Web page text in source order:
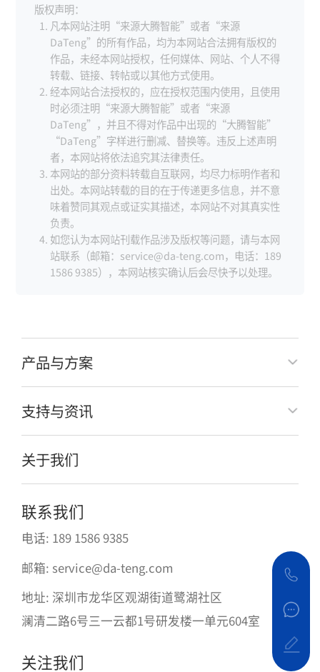
版权声明：
凡本网站注明“来源大腾智能”或者“来源
DaTeng”的所有作品，均为本网站合法拥有版权的
作品，未经本网站授权，任何媒体、网站、个人不得
转载、链接、转帖或以其他方式使用。
经本网站合法授权的，应在授权范围内使用，且使用
时必须注明“来源大腾智能”或者“来源
DaTeng”，并且不得对作品中出现的“大腾智能”
“DaTeng”字样进行删减、替换等。违反上述声明
者，本网站将依法追究其法律责任。
本网站的部分资料转载自互联网，均尽力标明作者和
出处。本网站转载的目的在于传递更多信息，并不意
味着赞同其观点或证实其描述，本网站不对其真实性
负责。
如您认为本网站刊载作品涉及版权等问题，请与本网
站联系（邮箱：service@da-teng.com，电话：189
1586 9385），本网站核实确认后会尽快予以处理。
产品与方案
支持与资讯
关于我们
联系我们
电话: 189 1586 9385
邮箱: service@da-teng.com
地址: 深圳市龙华区观湖街道鹭湖社区
澜清二路6号三一云都1号研发楼一单元604室
关注我们